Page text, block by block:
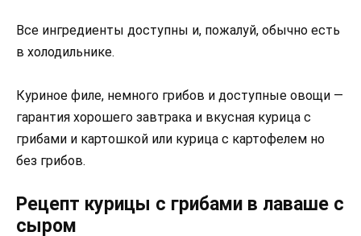
Все ингредиенты доступны и, пожалуй, обычно есть
в холодильнике.
Куриное филе, немного грибов и доступные овощи —
гарантия хорошего завтрака и вкусная курица с
грибами и картошкой или курица с картофелем но
без грибов.
Рецепт курицы с грибами в лаваше с
сыром